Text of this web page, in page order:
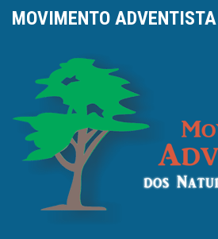
MOVIMENTO ADVENTISTA